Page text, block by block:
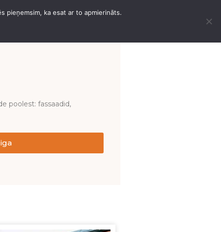
poolest: fassaadid,
pieņemsim, ka esat ar to apmierināts.